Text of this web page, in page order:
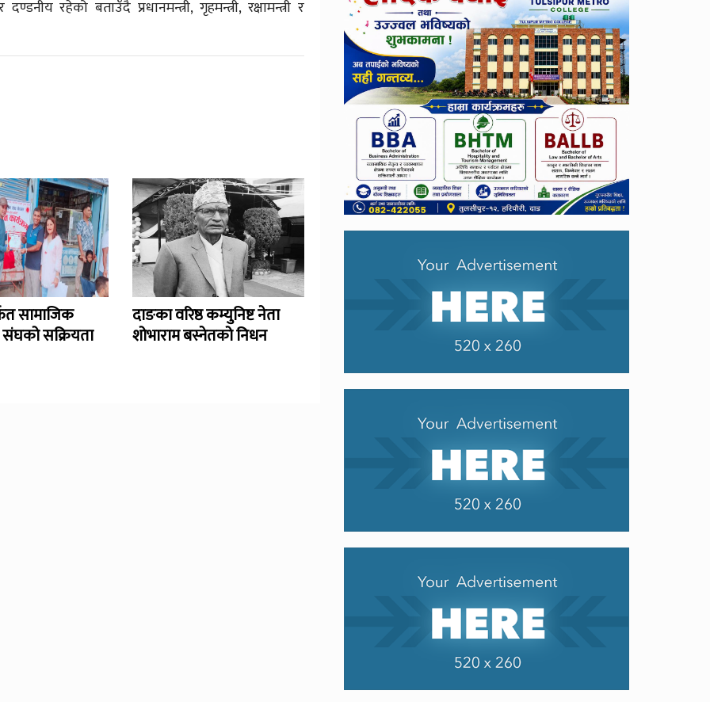
रहेको बताउँदै प्रधानमन्त्री, गृहमन्त्री, रक्षामन्त्री र
सामाजिक
सक्रियता
दाङका वरिष्ठ कम्युनिष्ट नेता
शोभाराम बस्नेतको निधन